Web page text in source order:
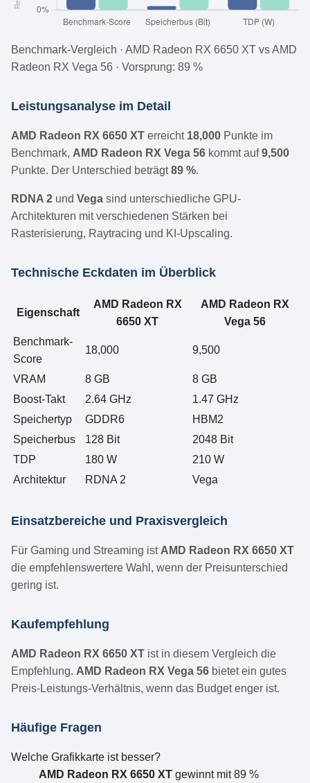
Benchmark-Vergleich · AMD Radeon RX 6650 XT vs AMD
Radeon RX Vega 56 · Vorsprung: 89 %
Leistungsanalyse im Detail
AMD Radeon RX 6650 XT erreicht 18,000 Punkte im
Benchmark, AMD Radeon RX Vega 56 kommt auf9,500
Punkte. Der Unterschied beträgt89 %.
RDNA 2 und Vega sind unterschiedliche GPU-
Architekturen mit verschiedenen Stärken bei
Rasterisierung, Raytracing und KI-Upscaling.
Technische Eckdaten im Überblick
Eigenschaft
AMD Radeon RX
6650 XT
AMD Radeon RX
Vega 56
Benchmark-
Score
18,000 9,500
VRAM 8 GB
8 GB
Boost-Takt
2.64 GHz
1.47 GHz
Speichertyp
GDDR6
HBM2
Speicherbus
128 Bit
2048 Bit
TDP
180 W
210 W
Architektur
RDNA 2 Vega
Einsatzbereiche und Praxisvergleich
Für Gaming und Streaming ist AMD Radeon RX 6650 XT
die empfehlenswertere Wahl, wenn der Preisunterschied
gering ist.
Kaufempfehlung
AMD Radeon RX 6650 XT ist in diesem Vergleich die
Empfehlung. AMD Radeon RX Vega 56 bietet ein gutes
Preis-Leistungs-Verhältnis, wenn das Budget enger ist.
Häufige Fragen
Welche Grafikkarte ist besser?
AMD Radeon RX 6650 XT gewinnt mit 89 %